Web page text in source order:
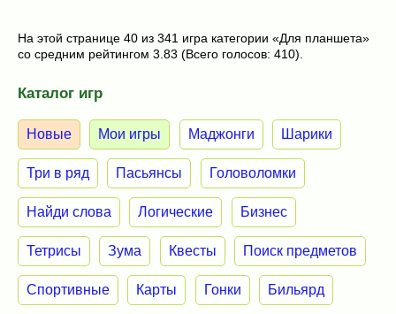
На этой странице 40 из 341 игра категории «Для планшета»
со средним рейтингом 3.83 (Всего голосов: 410).
Каталог игр
Новые Мои игры Маджонги Шарики
Три в ряд Пасьянсы Головоломки
Найди слова Логические Бизнес
Тетрисы Зума Квесты Поиск предметов
Спортивные Карты Гонки Бильярд